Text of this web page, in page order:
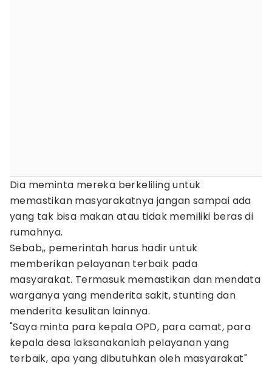
Dia meminta mereka berkeliling untuk
memastikan masyarakatnya jangan sampai ada
yang tak bisa makan atau tidak memiliki beras di
rumahnya.
Sebab,, pemerintah harus hadir untuk
memberikan pelayanan terbaik pada
masyarakat. Termasuk memastikan dan mendata
warganya yang menderita sakit, stunting dan
menderita kesulitan lainnya.
"Saya minta para kepala OPD, para camat, para
kepala desa laksanakanlah pelayanan yang
terbaik, apa yang dibutuhkan oleh masyarakat"